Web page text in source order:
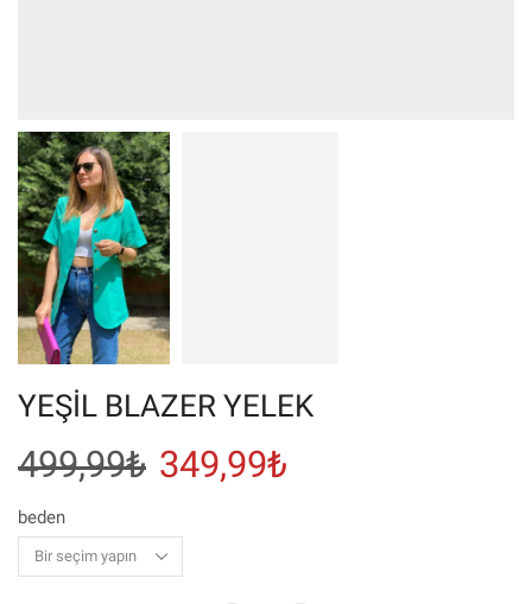
YEŞİL BLAZER YELEK
499,99₺ Orijinal
499,99₺.
349,99₺
beden